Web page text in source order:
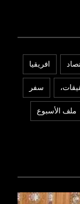
افريقيا
سفر
ملف الأسبوع